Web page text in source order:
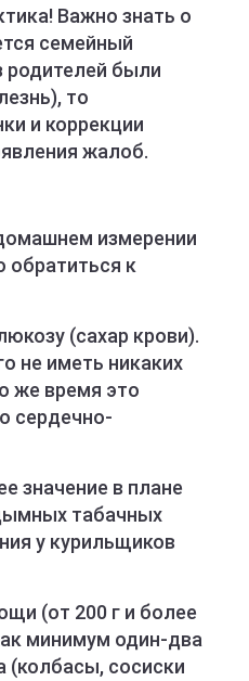
Важно знать о
семейный
родителей были
то
и коррекции
жалоб.
измерении
обратиться к
(сахар крови).
не иметь никаких
же время это
сердечно-
значение в плане
табачных
у курильщиков
(от 200 г и более
минимум один-два
(колбасы, сосиски